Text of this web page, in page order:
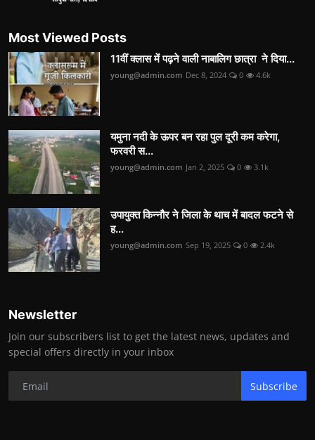
Most Viewed Posts
11वीं क्लास में पढ़ने वाली नाबालिग छात्रा ने दिया...
young@admin.com Dec 8, 2024 0 4.6k
यमुना नदी के ऊपर बन रहा पुल दूरी कम करेगा,
फरवरी स...
young@admin.com Jan 2, 2025 0 3.1k
उपायुक्त किन्नौर ने जिला के थाच में बादल फटने से
ह...
young@admin.com Sep 19, 2025 0 2.4k
Newsletter
Join our subscribers list to get the latest news, updates and
special offers directly in your inbox
Subscribe